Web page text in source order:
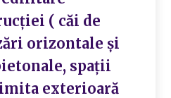
( căi de
orizontale și
spații
exterioară